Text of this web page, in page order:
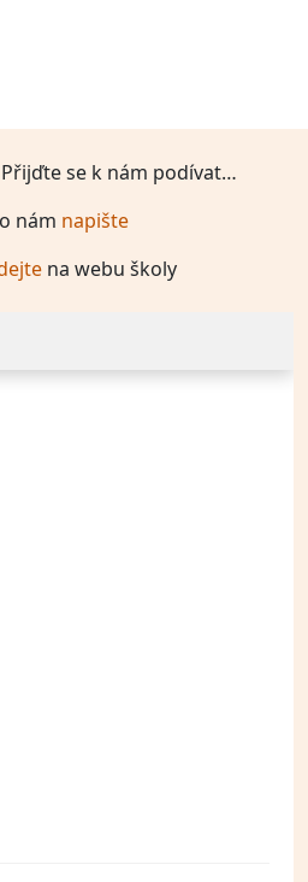
Přijďte se k nám podívat…
nám napište
na webu školy